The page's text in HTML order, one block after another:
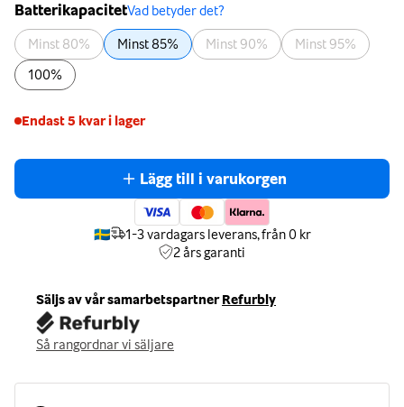
BatterikapacitetVad betyder det?
Minst 80% Minst 85% Minst 90%
Minst 95%
100%
Endast 5 kvar i lager
Lägg till i varukorgen
🇸🇪
1-3 vardagars leverans, från 0 kr
2 årsgaranti
Säljs av vår samarbetspartnerRefurbly
Så rangordnar vi säljare